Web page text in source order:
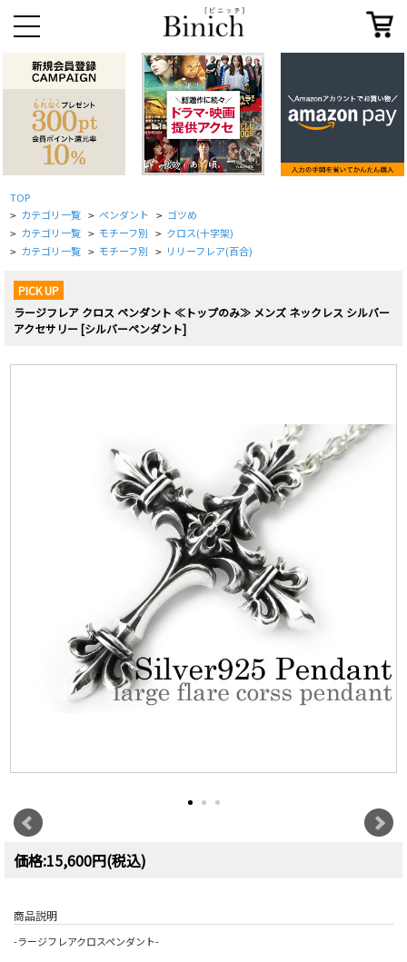
TOP
> カテゴリ一覧 > ペンダント > ゴツめ
> カテゴリ一覧 > モチーフ別 > クロス(十字架)
> カテゴリ一覧 > モチーフ別 > リリーフレア(百合)
PICK UP
ラージフレア クロス ペンダント ≪トップのみ≫ メンズ ネックレス シルバー
アクセサリー [シルバーペンダント]
価格:15,600円(税込)
商品説明
-ラージフレアクロスペンダント-